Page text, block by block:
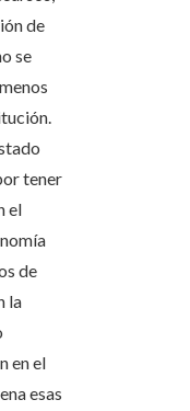
de
se
tener
el
de
la
en el
esas